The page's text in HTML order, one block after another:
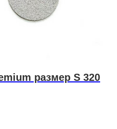
размер S 320